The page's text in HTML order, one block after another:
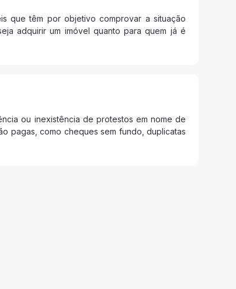
que têm por objetivo comprovar a situação
adquirir um imóvel quanto para quem já é
ou inexistência de protestos em nome de
pagas, como cheques sem fundo, duplicatas